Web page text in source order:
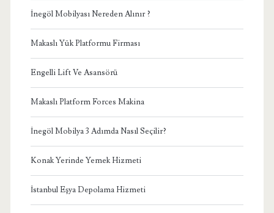
İnegöl Mobilyası Nereden Alınır ?
Makaslı Yük Platformu Firması
Engelli Lift Ve Asansörü
Makaslı Platform Forces Makina
İnegöl Mobilya 3 Adımda Nasıl Seçilir?
Konak Yerinde Yemek Hizmeti
İstanbul Eşya Depolama Hizmeti